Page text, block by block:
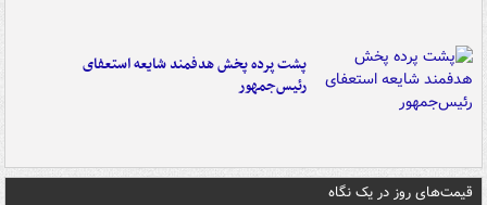
پشت پرده پخش هدفمند شایعه استعفای
رئیس‌جمهور
قیمت‌های روز در یک نگاه